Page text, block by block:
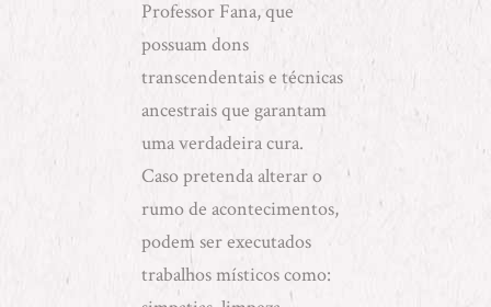
Professor Fana, que
possuam dons
transcendentais e técnicas
ancestrais que garantam
uma verdadeira cura.
Caso pretenda alterar o
rumo de acontecimentos,
podem ser executados
trabalhos místicos como: